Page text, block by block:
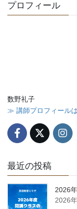
プロフィール
数野礼子
≫ 講師プロフィール
最近の投稿
2026
2026